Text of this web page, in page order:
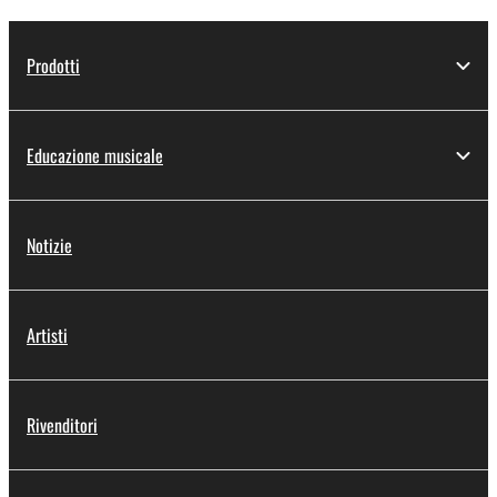
Prodotti
Educazione musicale
Notizie
Artisti
Rivenditori